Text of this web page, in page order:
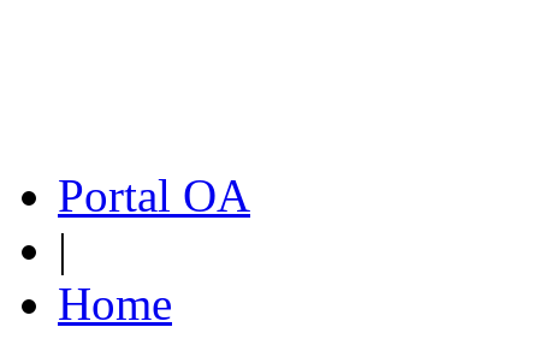
Portal OA
|
Home